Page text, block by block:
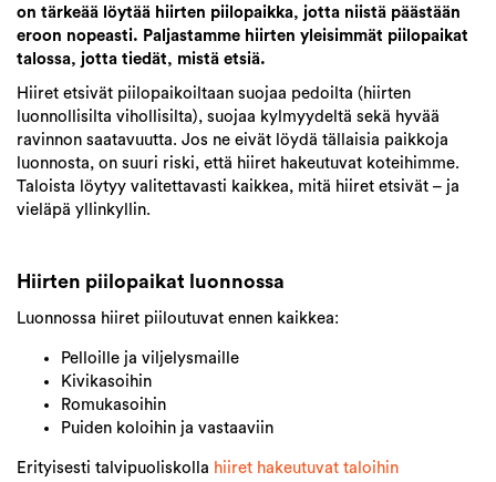
on tärkeää löytää hiirten piilopaikka, jotta niistä päästään
eroon nopeasti. Paljastamme hiirten yleisimmät piilopaikat
talossa, jotta tiedät, mistä etsiä.
Hiiret etsivät piilopaikoiltaan suojaa pedoilta (hiirten
luonnollisilta vihollisilta), suojaa kylmyydeltä sekä hyvää
ravinnon saatavuutta. Jos ne eivät löydä tällaisia paikkoja
luonnosta, on suuri riski, että hiiret hakeutuvat koteihimme.
Taloista löytyy valitettavasti kaikkea, mitä hiiret etsivät – ja
vieläpä yllinkyllin.
Hiirten piilopaikat luonnossa
Luonnossa hiiret piiloutuvat ennen kaikkea:
Pelloille ja viljelysmaille
Kivikasoihin
Romukasoihin
Puiden koloihin ja vastaaviin
Erityisesti talvipuoliskolla hiiret hakeutuvat taloihin